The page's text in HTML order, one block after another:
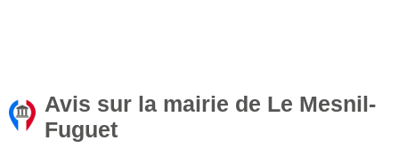
Avis sur la mairie de Le Mesnil-
Fuguet